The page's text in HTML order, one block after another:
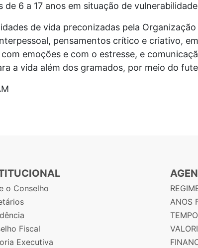
6 a 17 anos em situação de
de vida preconizadas pela Organização
pensamentos crítico e criativo,
emoções e com o estresse, e
a vida além dos gramados, por meio do
o Conselho
Fiscal
Executiva
ANOS